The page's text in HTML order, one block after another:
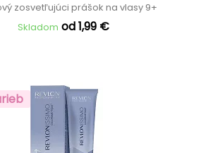
zosvetľujúci prášok na vlasy 9+
Skladom od 1,99 €